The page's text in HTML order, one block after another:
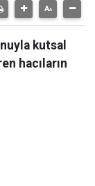
kutsal
hacıların